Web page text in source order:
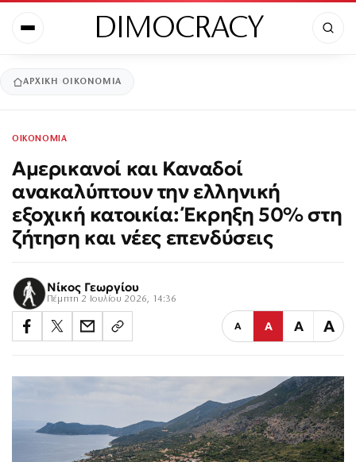
DIMOCRACY
ΑΡΧΙΚΉ ΟΙΚΟΝΟΜΙΑ
ΟΙΚΟΝΟΜΙΑ
Αμερικανοί και Καναδοί
ανακαλύπτουν την ελληνική
εξοχική κατοικία: Έκρηξη 50% στη
ζήτηση και νέες επενδύσεις
Νίκος Γεωργίου
Πέμπτη 2 Ιουλίου 2026, 14:36
Α Α Α Α